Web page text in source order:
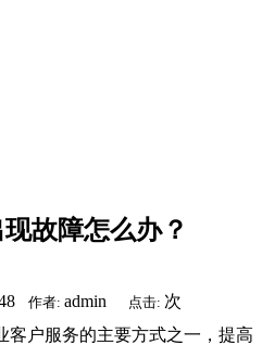
故障怎么办？
作者: admin 点击: 次
客户服务的主要方式之一，提高